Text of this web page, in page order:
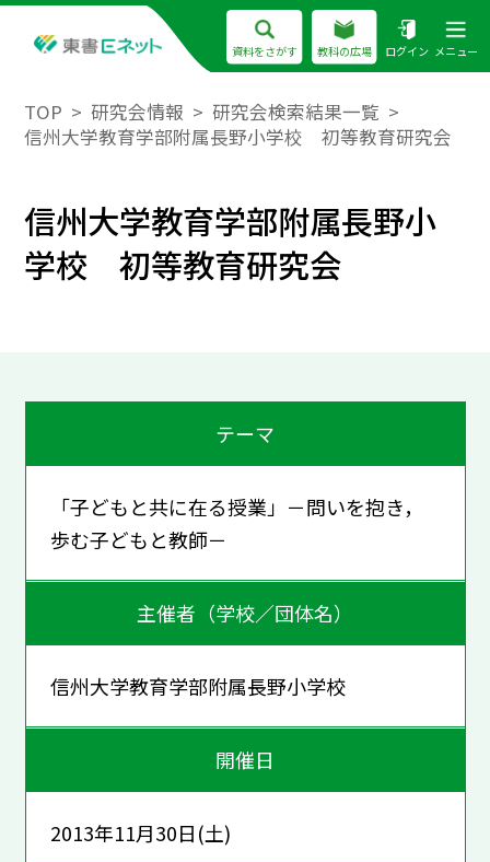
資料をさがす 教科の広場 ログイン メニュー
TOP 研究会情報
研究会検索結果一覧
信州大学教育学部附属長野小学校 初等教育研究会
信州大学教育学部附属長野小
学校 初等教育研究会
テーマ
「子どもと共に在る授業」－問いを抱き，
歩む子どもと教師－
主催者（学校／団体名）
信州大学教育学部附属長野小学校
開催日
2013年11月30日(土)